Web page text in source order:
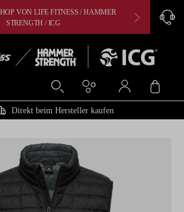
VON LIFE FITNESS / HAMMER
STRENGTH / ICG
Direkt beim Hersteller kaufen